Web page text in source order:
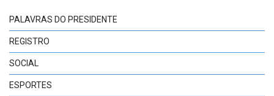
PALAVRAS DO PRESIDENTE
REGISTRO
SOCIAL
ESPORTES